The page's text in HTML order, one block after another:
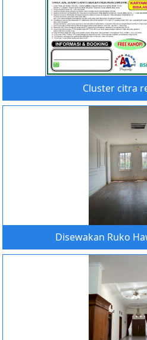
Cluster citra
Disewakan Ruko